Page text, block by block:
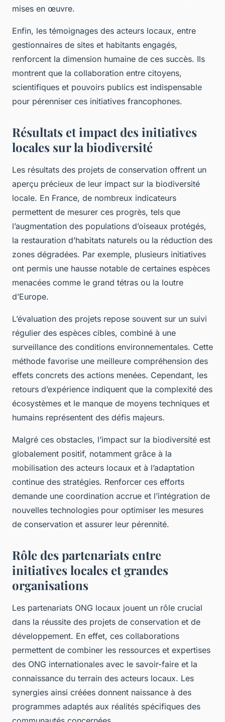
mises en œuvre.
Enfin, les témoignages des acteurs locaux, entre
gestionnaires de sites et habitants engagés,
renforcent la dimension humaine de ces succès. Ils
montrent que la collaboration entre citoyens,
scientifiques et pouvoirs publics est indispensable
pour pérenniser ces initiatives francophones.
Résultats et impact des initiatives
locales sur la biodiversité
Les résultats des projets de conservation offrent un
aperçu précieux de leur impact sur la biodiversité
locale. En France, de nombreux indicateurs
permettent de mesurer ces progrès, tels que
l’augmentation des populations d’oiseaux protégés,
la restauration d’habitats naturels ou la réduction des
zones dégradées. Par exemple, plusieurs initiatives
ont permis une hausse notable de certaines espèces
menacées comme le grand tétras ou la loutre
d’Europe.
L’évaluation des projets repose souvent sur un suivi
régulier des espèces cibles, combiné à une
surveillance des conditions environnementales. Cette
méthode favorise une meilleure compréhension des
effets concrets des actions menées. Cependant, les
retours d’expérience indiquent que la complexité des
écosystèmes et le manque de moyens techniques et
humains représentent des défis majeurs.
Malgré ces obstacles, l’impact sur la biodiversité est
globalement positif, notamment grâce à la
mobilisation des acteurs locaux et à l’adaptation
continue des stratégies. Renforcer ces efforts
demande une coordination accrue et l’intégration de
nouvelles technologies pour optimiser les mesures
de conservation et assurer leur pérennité.
Rôle des partenariats entre
initiatives locales et grandes
organisations
Les partenariats ONG locaux jouent un rôle crucial
dans la réussite des projets de conservation et de
développement. En effet, ces collaborations
permettent de combiner les ressources et expertises
des ONG internationales avec le savoir-faire et la
connaissance du terrain des acteurs locaux. Les
synergies ainsi créées donnent naissance à des
programmes adaptés aux réalités spécifiques des